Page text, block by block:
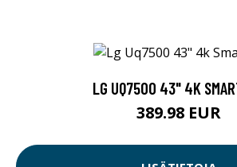
LG UQ7500 43" 4K
389.98 EUR